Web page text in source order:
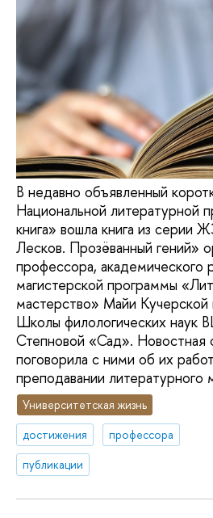
В недавно объявленный
Национальной литературной
книга» вошла книга из серии
Лесков. Прозёванный гений»
профессора, академического
магистерской программы
мастерство» Майи
Школы филологических
Степновой «Сад». Новостная
поговорила с ними об их
преподавании литературного
Университетская жизнь
достижения
профессора
публикации